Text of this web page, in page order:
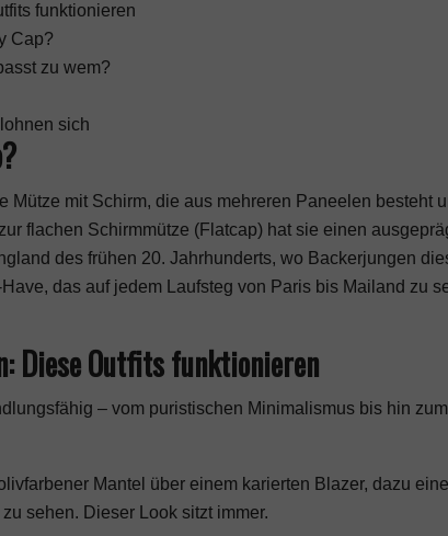
funktionieren
Cap?
zu wem?
sich
Mütze mit Schirm, die aus mehreren Paneelen besteht
flachen Schirmmütze (Flatcap) hat sie einen
des frühen 20. Jahrhunderts, wo Backerjungen
das auf jedem Laufsteg von Paris bis Mailand zu
Diese Outfits funktionieren
– vom puristischen Minimalismus bis hin
Mantel über einem karierten Blazer, dazu
sehen. Dieser Look sitzt immer.